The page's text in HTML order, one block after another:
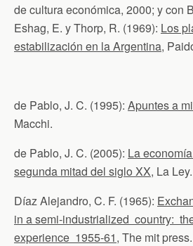
de cultura económica, 2000; y con
Eshag, E. y Thorp, R. (1969): Los
estabilización en la Argentina,
de Pablo, J. C. (1995): Apuntes a
Macchi.
de Pablo, J. C. (2005): La
segunda mitad del siglo XX, La Ley.
Díaz Alejandro, C. F. (1965):
in a semi-industrialized country:
experience 1955-61, The mit